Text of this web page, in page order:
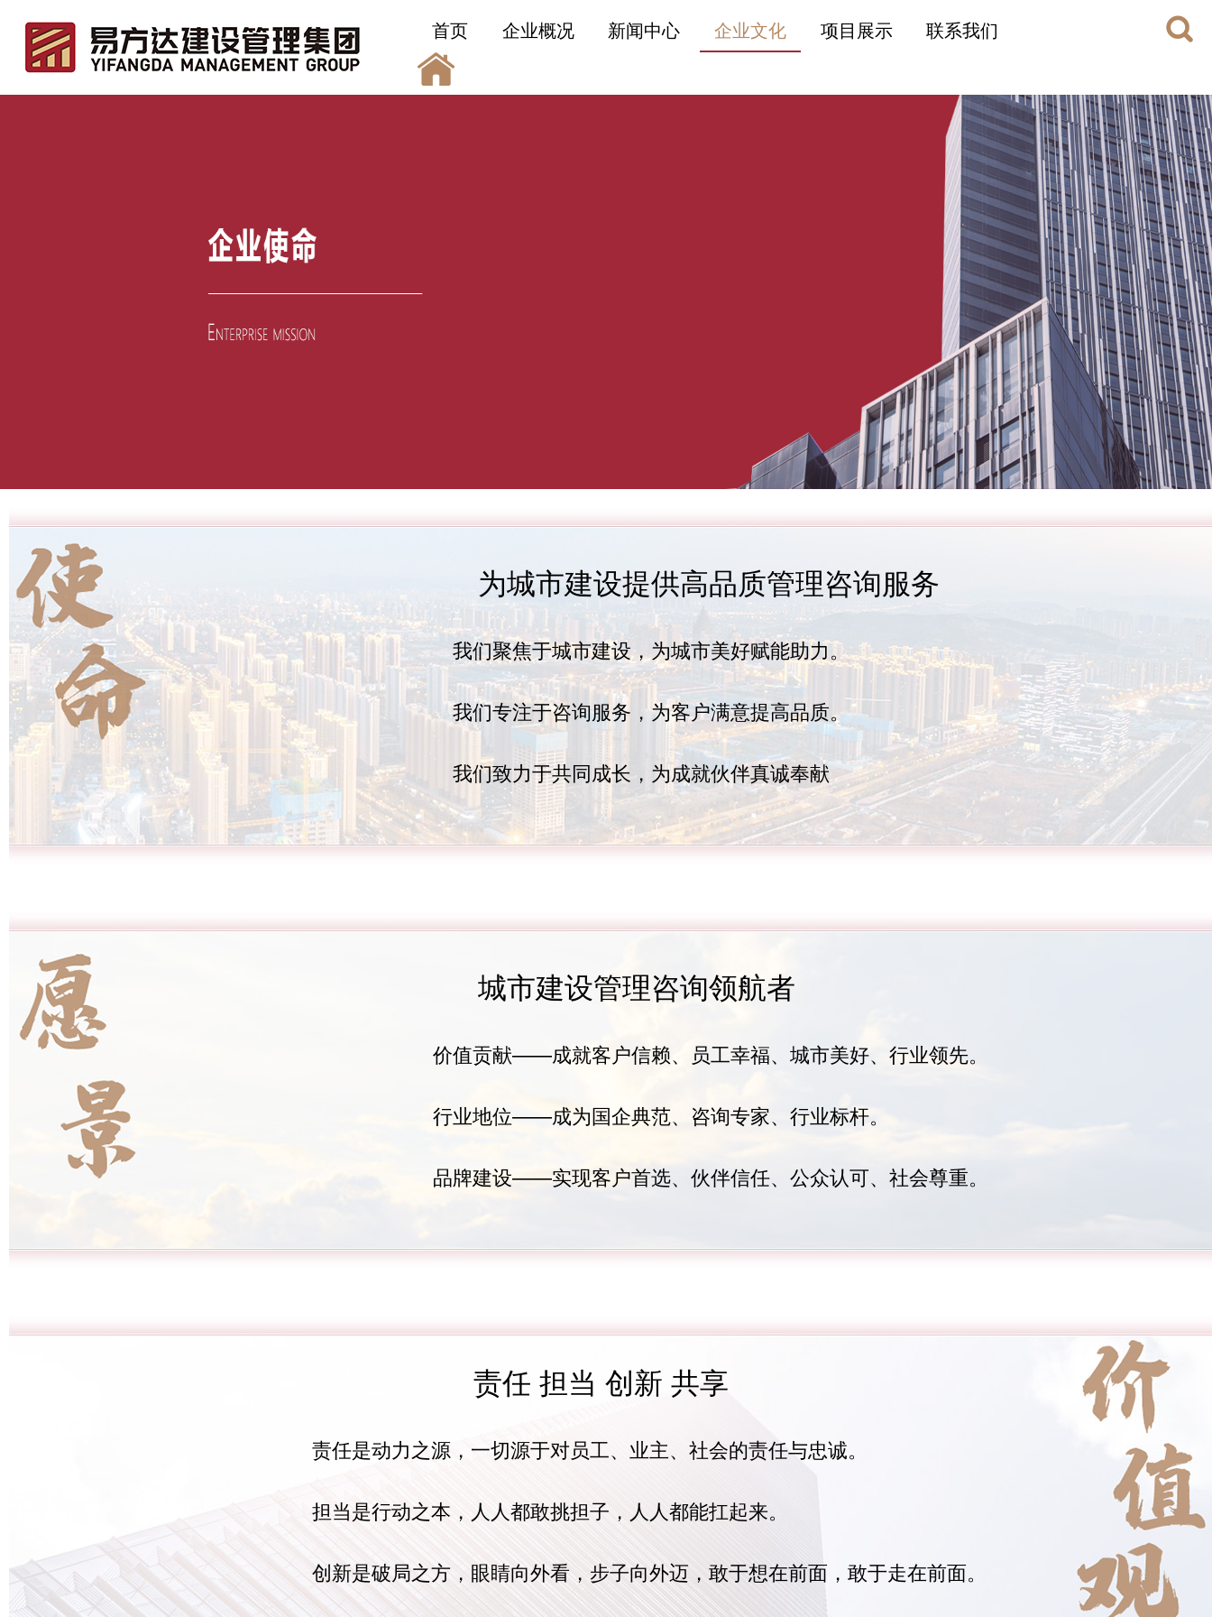
首页 企业概况 新闻中心 企业文化 项目展示 联系我们
为城市建设提供高品质管理咨询服务
我们聚焦于城市建设，为城市美好赋能助力。
我们专注于咨询服务，为客户满意提高品质。
我们致力于共同成长，为成就伙伴真诚奉献
城市建设管理咨询领航者
价值贡献——成就客户信赖、员工幸福、城市美好、行业领先。
行业地位——成为国企典范、咨询专家、行业标杆。
品牌建设——实现客户首选、伙伴信任、公众认可、社会尊重。
责任 担当 创新 共享
责任是动力之源，一切源于对员工、业主、社会的责任与忠诚。
担当是行动之本，人人都敢挑担子，人人都能扛起来。
创新是破局之方，眼睛向外看，步子向外迈，敢于想在前面，敢于走在前面。